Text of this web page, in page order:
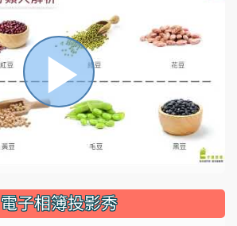
播
放
電子相簿投影秀